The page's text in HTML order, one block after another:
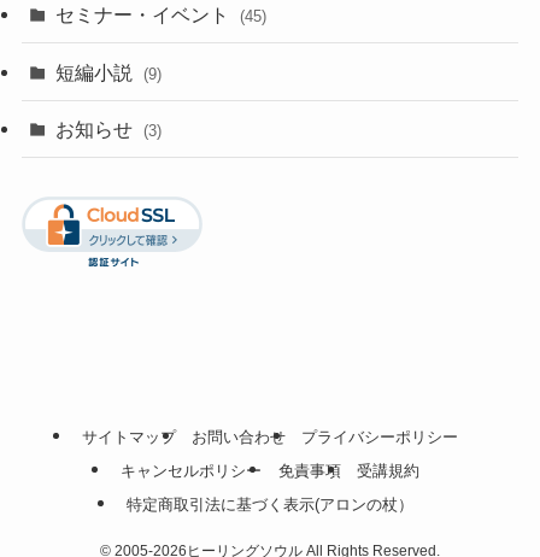
セミナー・イベント (45)
短編小説 (9)
お知らせ (3)
サイトマップ お問い合わせ
プライバシーポリシー
キャンセルポリシー
免責事項
受講規約
特定商取引法に基づく表示(アロンの杖）
© 2005-2026ヒーリングソウル All Rights Reserved.